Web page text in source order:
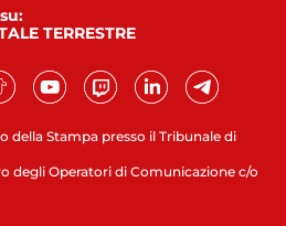
della Stampa presso il Tribunale di
degli Operatori di Comunicazione c/o
TERRESTRE